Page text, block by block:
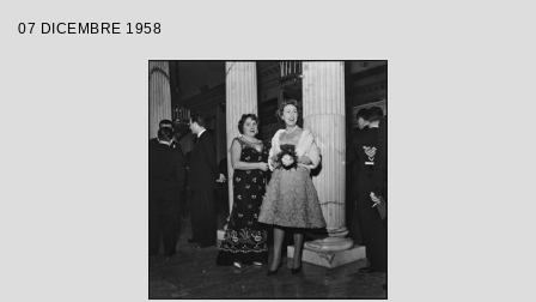
Giacomo Puccini, diretta da Antonino
Votto con la regia di Margherita
07 DICEMBRE 1958